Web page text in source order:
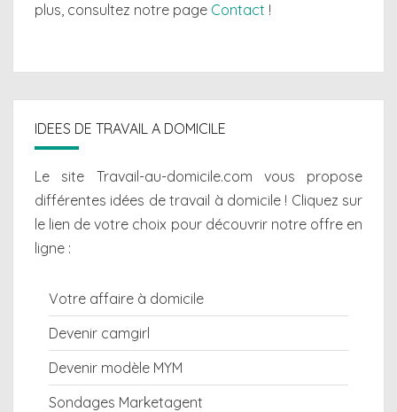
plus, consultez notre page Contact !
IDEES DE TRAVAIL A DOMICILE
Le site Travail-au-domicile.com vous propose
différentes idées de travail à domicile! Cliquez sur
le lien de votre choix pour découvrir notre offre en
ligne :
Votre affaire à domicile
Devenir camgirl
Devenir modèle MYM
Sondages Marketagent